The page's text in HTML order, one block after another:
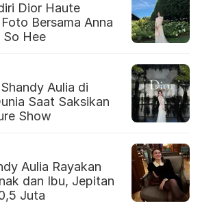
Dior Haute
Bersama Anna
Hee
Aulia di
Saat Saksikan
Show
Aulia Rayakan
dan Ibu, Jepitan
Juta